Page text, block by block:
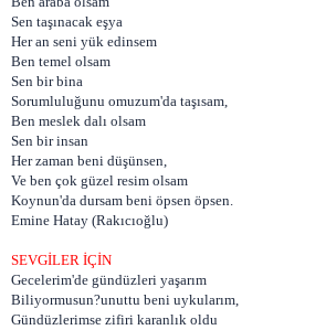
Sen taşınacak eşya
Her an seni yük edinsem
Ben temel olsam
Sen bir bina
Sorumluluğunu omuzum'da taşısam,
Ben meslek dalı olsam
Sen bir insan
Her zaman beni düşünsen,
Ve ben çok güzel resim olsam
Koynun'da dursam beni öpsen öpsen.
Emine Hatay (Rakıcıoğlu)
SEVGİLER İÇİN
Gecelerim'de gündüzleri yaşarım
Biliyormusun?unuttu beni uykularım,
Gündüzlerimse zifiri karanlık oldu